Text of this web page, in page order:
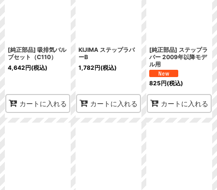
[純正部品] 吸排気バル
ブセット（C110）
4,642円(税込)
カートに入れる
KIJIMA ステップラバ
ーB
1,782円(税込)
カートに入れる
[純正部品] ステップラ
バー 2009年以降モデ
ル用
825円(税込)
カートに入れる